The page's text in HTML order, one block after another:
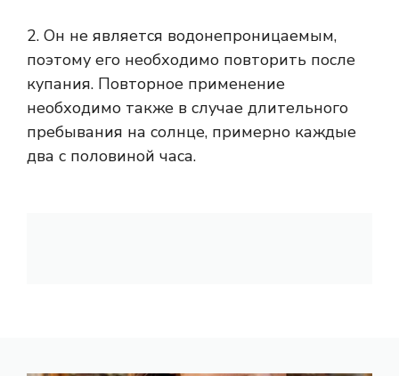
2. Он не является водонепроницаемым,
поэтому его необходимо повторить после
купания. Повторное применение
необходимо также в случае длительного
пребывания на солнце, примерно каждые
два с половиной часа.